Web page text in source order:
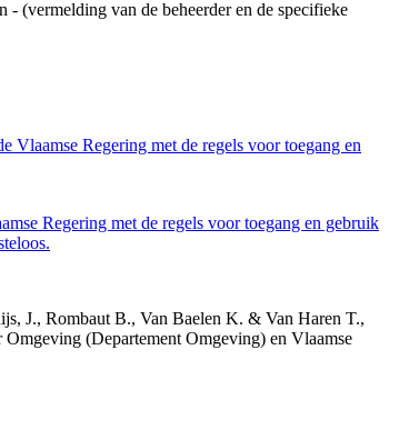
(vermelding van de beheerder en de specifieke
Vlaamse Regering met de regels voor toegang en
Regering met de regels voor toegang en gebruik
J., Rombaut B., Van Baelen K. & Van Haren T.,
(Departement Omgeving) en Vlaamse